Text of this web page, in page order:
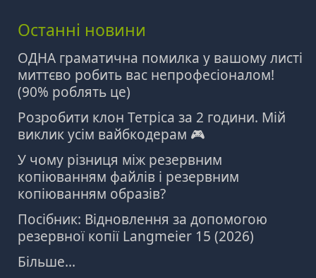
Останні новини
ОДНА граматична помилка у вашому листі
миттєво робить вас непрофесіоналом!
(90% роблять це)
Розробити клон Тетріса за 2 години. Мій
виклик усім вайбкодерам 🎮
У чому різниця між резервним
копіюванням файлів і резервним
копіюванням образів?
Посібник: Відновлення за допомогою
резервної копії Langmeier 15 (2026)
Більше...